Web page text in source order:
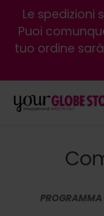
direttamente
contenuti
Le spedizioni
Puoi
tuo ordine
PROGRAMMA